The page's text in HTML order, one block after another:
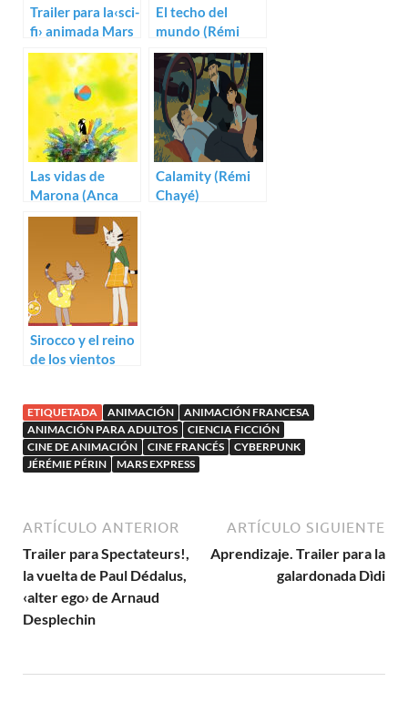
Trailer para la‹sci-
fi› animada Mars
Express
El techo del
mundo (Rémi
Chayé)
Las vidas de
Marona (Anca
Damian)
Calamity (Rémi
Chayé)
Sirocco y el reino
de los vientos
ETIQUETADA ANIMACIÓN
ANIMACIÓN FRANCESA
ANIMACIÓN PARA ADULTOS
CIENCIA FICCIÓN
CINE DE ANIMACIÓN
CINE FRANCÉS
CYBERPUNK
JÉRÉMIE PÉRIN
MARS EXPRESS
ARTÍCULO ANTERIOR
Trailer para Spectateurs!,
la vuelta de Paul Dédalus,
‹alter ego› de Arnaud
Desplechin
ARTÍCULO SIGUIENTE
Aprendizaje. Trailer para la
galardonada Dìdi